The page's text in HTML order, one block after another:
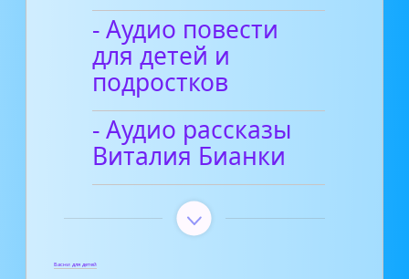
- Аудио повести
для детей и
подростков
- Аудио рассказы
Виталия Бианки
Басни для детей